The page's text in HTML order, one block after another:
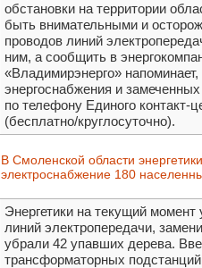
обстановки на территории
быть внимательными и
проводов линий
ним, а сообщить в
«Владимирэнерго»
энергоснабжения и
по телефону Единого контакт-
(бесплатно/круглосуточно).
В Смоленской области
электроснабжение 180
Энергетики на текущий
линий электропередачи,
убрали 42 упавших дерева.
трансформаторных